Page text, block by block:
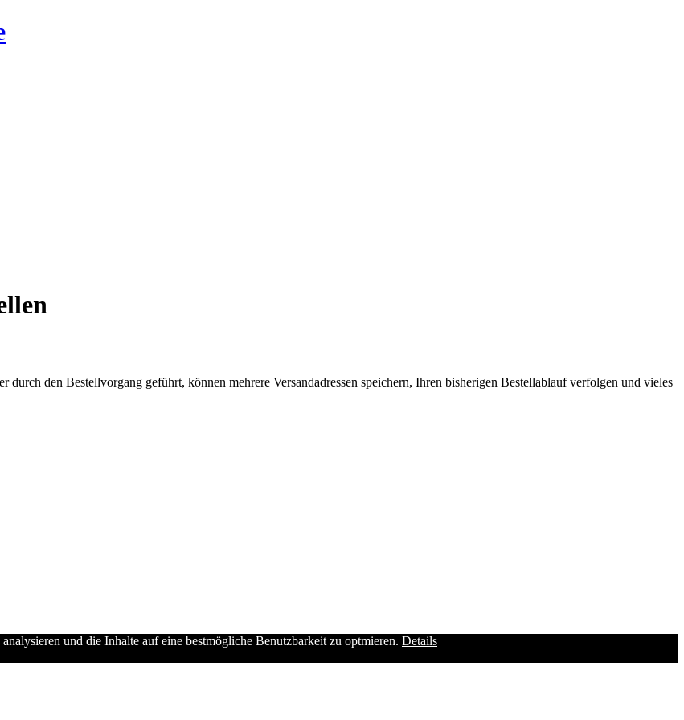
den Bestellvorgang geführt, können mehrere Versandadressen speichern, Ihren bisherigen Bestellablauf verfolgen und vieles
und die Inhalte auf eine bestmögliche Benutzbarkeit zu optmieren. Details